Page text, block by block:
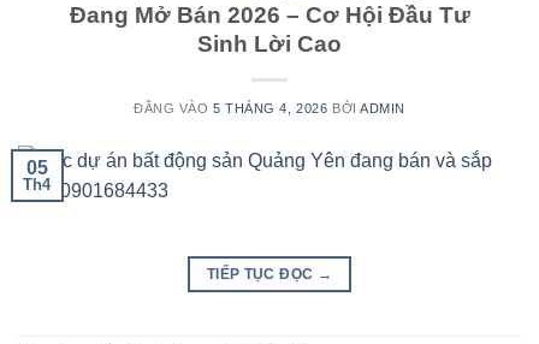
Đang Mở Bán 2026 – Cơ Hội Đầu Tư
Sinh Lời Cao
ĐĂNG VÀO 5 THÁNG 4, 2026 BỞIADMIN
05
Th4
TIẾP TỤC ĐỌC →